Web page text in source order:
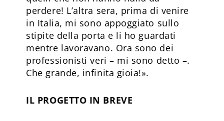
perdere! L’altra sera, prima di venire
in Italia, mi sono appoggiato sullo
stipite della porta e li ho guardati
mentre lavoravano. Ora sono dei
professionisti veri – mi sono detto –.
Che grande, infinita gioia!».
IL PROGETTO IN BREVE